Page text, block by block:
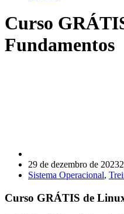
Curso
Fundamentos
29 de dezembro de 2023
Sistema Operacional,
Curso GRÁTIS de